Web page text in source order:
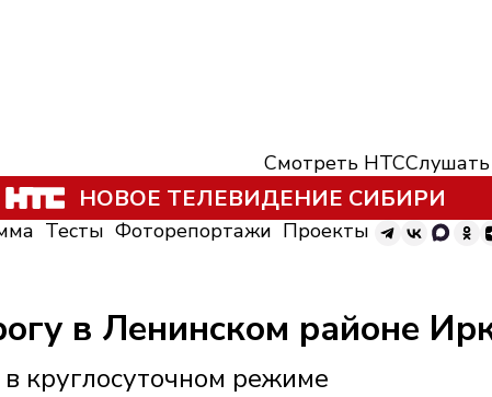
Смотреть НТС
НОВОЕ ТЕЛЕВИДЕНИЕ СИБИРИ
Тесты Фоторепортажи Проекты
в Ленинском районе
круглосуточном режиме